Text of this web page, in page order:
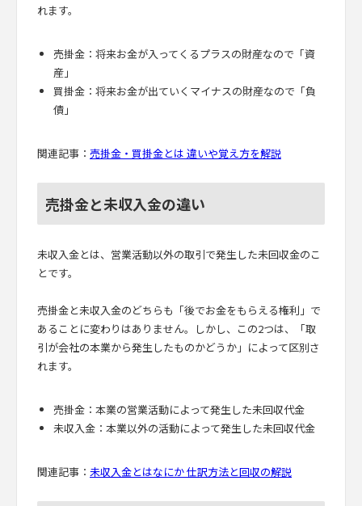
れます。
売掛金：将来お金が入ってくるプラスの財産なので「資
産」
買掛金：将来お金が出ていくマイナスの財産なので「負
債」
関連記事： 売掛金・買掛金とは 違いや覚え方を解説
売掛金と未収入金の違い
未収入金とは、営業活動以外の取引で発生した未回収金のこ
とです。
売掛金と未収入金のどちらも「後でお金をもらえる権利」で
あることに変わりはありません。しかし、この2つは、「取
引が会社の本業から発生したものかどうか」によって区別さ
れます。
売掛金：本業の営業活動によって発生した未回収代金
未収入金：本業以外の活動によって発生した未回収代金
関連記事： 未収入金とはなにか 仕訳方法と回収の解説